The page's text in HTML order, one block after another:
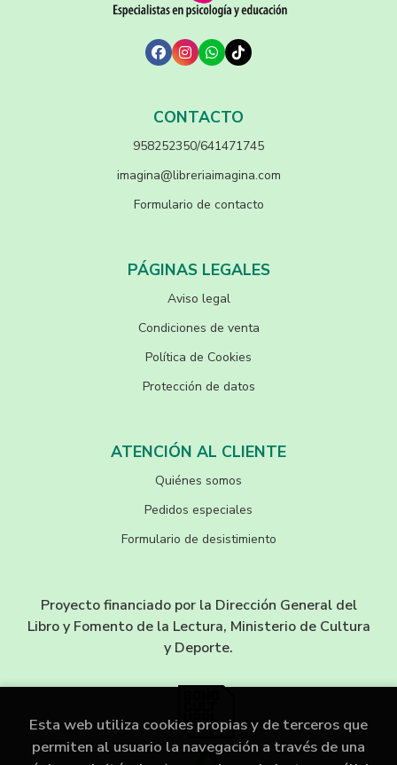
CONTACTO
958252350/641471745
imagina@libreriaimagina.com
Formulario de contacto
PÁGINAS LEGALES
Aviso legal
Condiciones de venta
Política de Cookies
Protección de datos
ATENCIÓN AL CLIENTE
Quiénes somos
Pedidos especiales
Formulario de desistimiento
Proyecto financiado por la Dirección General del
Libro y Fomento de la Lectura, Ministerio de Cultura
y Deporte.
Esta web utiliza cookies propias y de terceros que
permiten al usuario la navegación a través de una